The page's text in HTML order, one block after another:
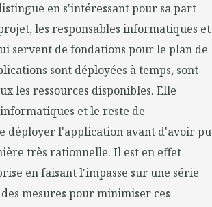
en s'intéressant pour sa part
les responsables informatiques et
servent de fondations pour le plan de
sont déployées à temps, sont
les ressources disponibles. Elle
et le reste de
déployer l'application avant d'avoir pu
très rationnelle. Il est en effet
en faisant l'impasse sur une série
mesures pour minimiser ces